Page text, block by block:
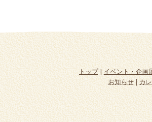
トップ|イベント・企画
お知らせ| カ